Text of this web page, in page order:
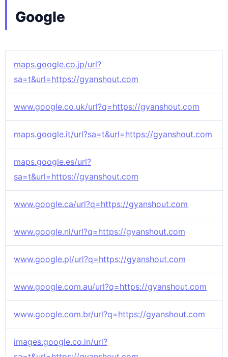
Google
maps.google.co.jp/url?
sa=t&url=https://gyanshout.com
www.google.co.uk/url?q=https://gyanshout.com
maps.google.it/url?sa=t&url=https://gyanshout.com
maps.google.es/url?
sa=t&url=https://gyanshout.com
www.google.ca/url?q=https://gyanshout.com
www.google.nl/url?q=https://gyanshout.com
www.google.pl/url?q=https://gyanshout.com
www.google.com.au/url?q=https://gyanshout.com
www.google.com.br/url?q=https://gyanshout.com
images.google.co.in/url?